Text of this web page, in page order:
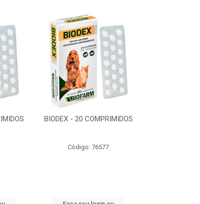
BIODEX - 20 COMPRIMIDOS
Código: 76577